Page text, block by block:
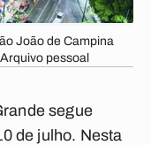
João de Campina
pessoal
segue
de julho. Nesta